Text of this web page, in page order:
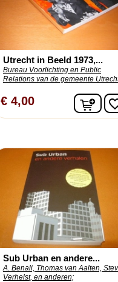
Utrecht in Beeld 1973,...
Bureau Voorlichting en Public
Relations van de gemeente
€ 4,00 In
Sub Urban en andere...
A. Benali, Thomas van Aalten,
Verhelst, en anderen;